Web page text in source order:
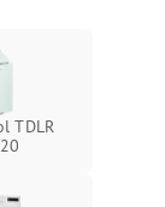
TDLR